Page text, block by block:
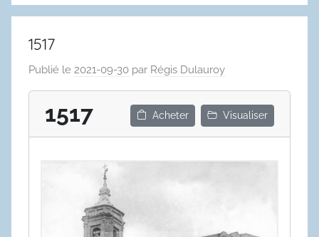
1517
Publié le 2021-09-30 par Régis Dulauroy
1517 Acheter Visualiser